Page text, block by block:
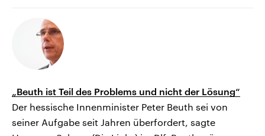
„Beuth ist Teil des Problems und nicht der Lösung“
Der hessische Innenminister Peter Beuth sei von
seiner Aufgabe seit Jahren überfordert, sagte